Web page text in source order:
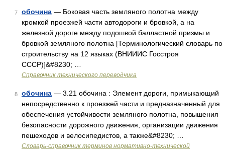
7 обочина — Боковая часть земляного полотна между
кромкой проезжей части автодороги и бровкой, а на
железной дороге между подошвой балластной призмы и
бровкой земляного полотна [Терминологический словарь по
строительству на 12 языках (ВНИИИС Госстроя
СССР)]&#8230; …
Справочник технического переводчика
8 обочина — 3.21 обочина : Элемент дороги, примыкающий
непосредственно к проезжей части и предназначенный для
обеспечения устойчивости земляного полотна, повышения
безопасности дорожного движения, организации движения
пешеходов и велосипедистов, а также&#8230; …
Словарь-справочник терминов нормативно-технической